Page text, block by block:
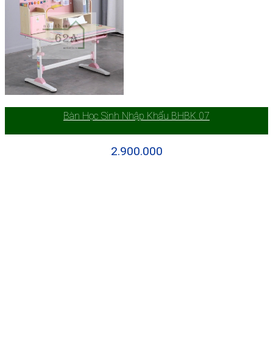
Bàn Học Sinh Nhập Khẩu BHBK 07
2.900.000